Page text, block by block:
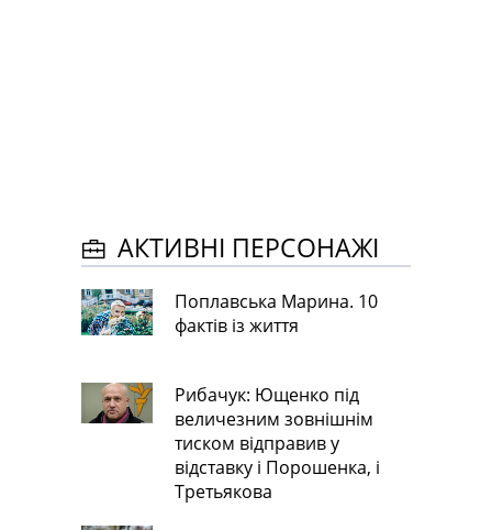
АКТИВНІ ПЕРСОНАЖІ
Поплавська Марина. 10
фактів із життя
Рибачук: Ющенко під
величезним зовнішнім
тиском відправив у
відставку і Порошенка, і
Третьякова